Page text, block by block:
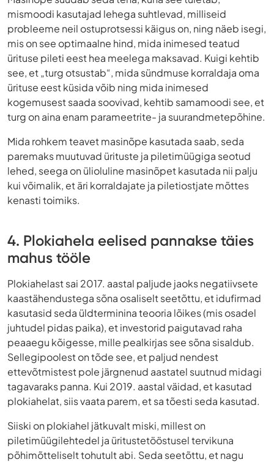
mismoodi kasutajad lehega suhtlevad, milliseid
probleeme neil ostuprotsessi käigus on, ning näeb isegi,
mis on see optimaalne hind, mida inimesed teatud
ürituse pileti eest hea meelega maksavad. Kuigi kehtib
see, et „turg otsustab“, mida sündmuse korraldaja oma
ürituse eest küsida võib ning mida inimesed
kogemusest saada soovivad, kehtib samamoodi see, et
turg on aina enam parameetrite- ja suurandmetepõhine.
Mida rohkem teavet masinõpe kasutada saab, seda
paremaks muutuvad ürituste ja piletimüügiga seotud
lehed, seega on ülioluline masinõpet kasutada nii palju
kui võimalik, et äri korraldajate ja piletiostjate mõttes
kenasti toimiks.
4. Plokiahela eelised pannakse täies
mahus tööle
Plokiahelast sai 2017. aastal paljude jaoks negatiivsete
kaastähendustega sõna osaliselt seetõttu, et idufirmad
kasutasid seda üldterminina teooria lõikes (mis osadel
juhtudel pidas paika), et investorid paigutavad raha
peaaegu kõigesse, mille pealkirjas see sõna sisaldub.
Sellegipoolest on tõde see, et paljud nendest
ettevõtmistest pole järgnenud aastatel suutnud midagi
tagavaraks panna. Kui 2019. aastal väidad, et kasutad
plokiahelat, siis vaata parem, et sa tõesti seda kasutad.
Siiski on plokiahel jätkuvalt miski, millest on
piletimüügilehtedel ja üritustetööstusel tervikuna
põhimõtteliselt tohutult abi. Seda seetõttu, et nagu